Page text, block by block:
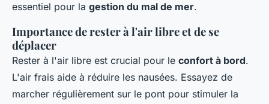
essentiel pour la gestion du mal de mer.
Importance de rester à l'air libre et de se
déplacer
Rester à l'air libre est crucial pour le confort à bord.
L'air frais aide à réduire les nausées. Essayez de
marcher régulièrement sur le pont pour stimuler la